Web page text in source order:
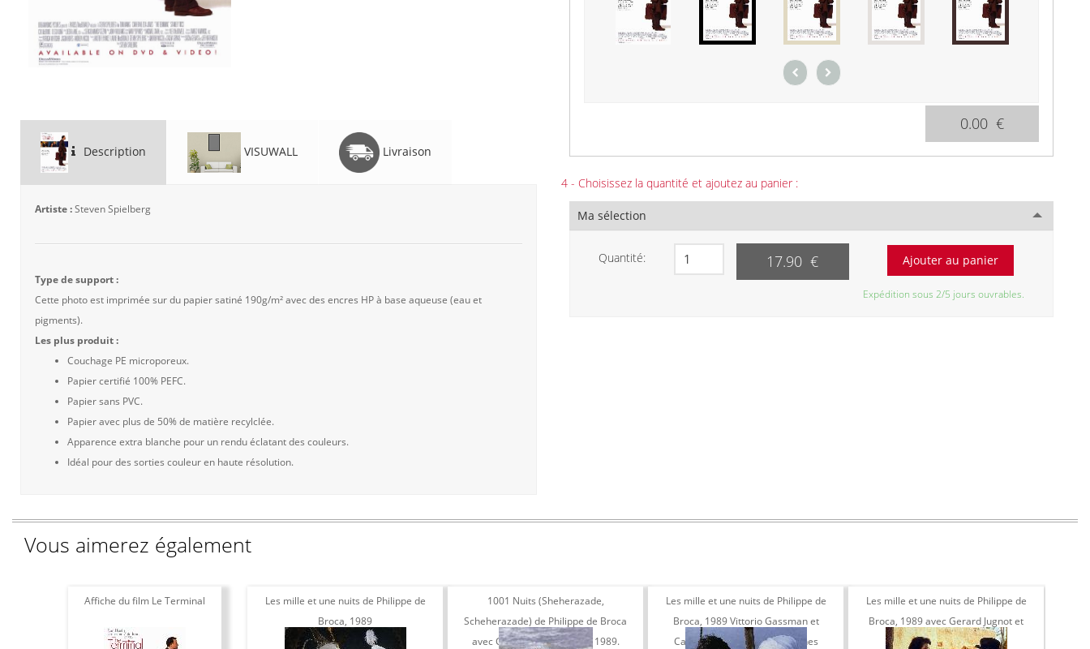
Description VISUWALL Livraison
Artiste :Steven Spielberg
Type de support :
Cette photo est imprimée sur du papier satiné 190g/m² avec des encres HP à base aqueuse (eau et
pigments).
Les plus produit :
Couchage PE microporeux.
Papier certifié 100% PEFC.
Papier sans PVC.
Papier avec plus de 50% de matière recylclée.
Apparence extra blanche pour un rendu éclatant des couleurs.
Idéal pour des sorties couleur en haute résolution.
0.00 €
4 - Choisissez la quantité et ajoutez au panier :
Ma sélection
Quantité: 17.90 €
Expédition sous 2/5 jours ouvrables.
Vous aimerez également
Affiche du film Le Terminal
Les mille et une nuits de Philippe de
Broca, 1989
1001 Nuits (Sheherazade,
Scheherazade) de Philippe de Broca
avec Catherine Zeta Jones, 1989.
Les mille et une nuits de Philippe de
Broca, 1989 Vittorio Gassman et
Catherine Zeta Jones Zeta-Jones
Les mille et une nuits de Philippe de
Broca, 1989 avec Gerard Jugnot et
Catherine Zeta Jones